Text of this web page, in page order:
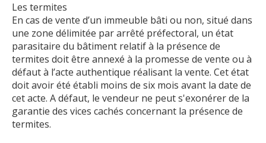
Les termites
En cas de vente d’un immeuble bâti ou non, situé dans
une zone délimitée par arrêté préfectoral, un état
parasitaire du bâtiment relatif à la présence de
termites doit être annexé à la promesse de vente ou à
défaut à l’acte authentique réalisant la vente. Cet état
doit avoir été établi moins de six mois avant la date de
cet acte. A défaut, le vendeur ne peut s'exonérer de la
garantie des vices cachés concernant la présence de
termites.